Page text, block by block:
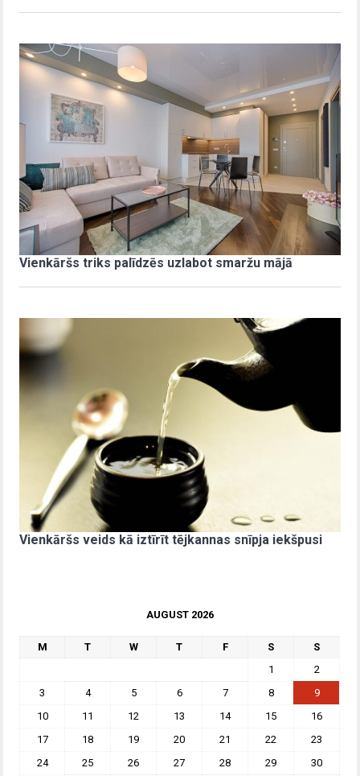
Vienkāršs triks palīdzēs uzlabot smaržu mājā
Vienkāršs veids kā iztīrīt tējkannas snīpja iekšpusi
AUGUST 2026
M T W T F S
S
1
2
3
4 5 6 7 8
9
10
11 12 13 14 15
16
17
18 19 20 21 22
23
24
25 26 27 28 29 30